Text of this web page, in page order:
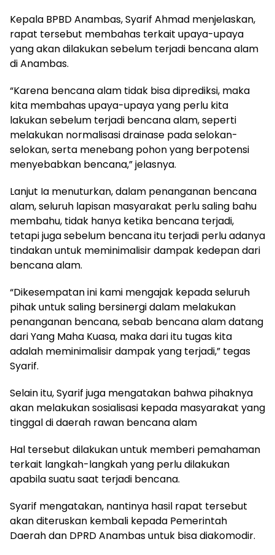
Kepala BPBD Anambas, Syarif Ahmad menjelaskan,
rapat tersebut membahas terkait upaya-upaya
yang akan dilakukan sebelum terjadi bencana alam
di Anambas.
“Karena bencana alam tidak bisa diprediksi, maka
kita membahas upaya-upaya yang perlu kita
lakukan sebelum terjadi bencana alam, seperti
melakukan normalisasi drainase pada selokan-
selokan, serta menebang pohon yang berpotensi
menyebabkan bencana,” jelasnya.
Lanjut Ia menuturkan, dalam penanganan bencana
alam, seluruh lapisan masyarakat perlu saling bahu
membahu, tidak hanya ketika bencana terjadi,
tetapi juga sebelum bencana itu terjadi perlu adanya
tindakan untuk meminimalisir dampak kedepan dari
bencana alam.
“Dikesempatan ini kami mengajak kepada seluruh
pihak untuk saling bersinergi dalam melakukan
penanganan bencana, sebab bencana alam datang
dari Yang Maha Kuasa, maka dari itu tugas kita
adalah meminimalisir dampak yang terjadi,” tegas
Syarif.
Selain itu, Syarif juga mengatakan bahwa pihaknya
akan melakukan sosialisasi kepada masyarakat yang
tinggal di daerah rawan bencana alam
Hal tersebut dilakukan untuk memberi pemahaman
terkait langkah-langkah yang perlu dilakukan
apabila suatu saat terjadi bencana.
Syarif mengatakan, nantinya hasil rapat tersebut
akan diteruskan kembali kepada Pemerintah
Daerah dan DPRD Anambas untuk bisa diakomodir.